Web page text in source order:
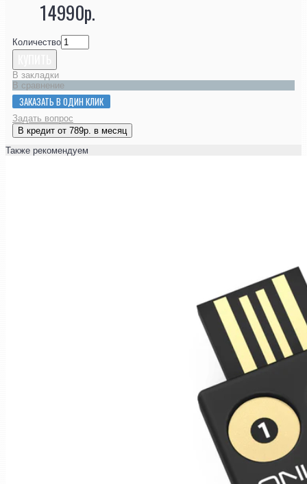
14990р.
Количество
В закладки
В сравнение
ЗАКАЗАТЬ В ОДИН КЛИК
Задать вопрос
В кредит от 789р. в месяц
Также рекомендуем